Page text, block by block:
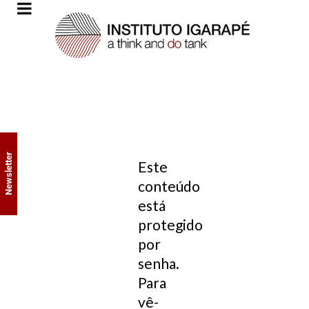
Este
conteúdo
está
protegido
por
senha.
Para
vê-
Newsletter